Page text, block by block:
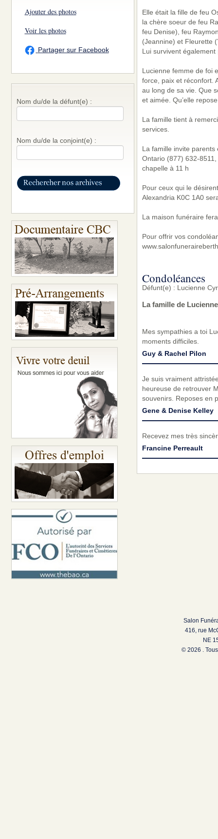
Ajouter des photos
Voir les photos
Partager sur Facebook
Nom du/de la défunt(e) :
Nom du/de la conjoint(e) :
Elle était la fille de feu
la chère soeur de feu
feu Denise), feu
(Jeannine) et Fleurette
Lui survivent
Lucienne femme de foi
force, paix et réconfort.
au long de sa vie. Que
et aimée. Qu’elle
La famille tient à
services.
La famille invite
Ontario (877) 632-
chapelle à 11 h
Pour ceux qui le
Alexandria K0C 1A0
La maison funéraire
Pour offrir vos
Condoléances
Défunt(e) : Lucienne
La famille de
Mes sympathies a toi
moments difficiles.
Guy & Rachel Pilon
Je suis vraiment
heureuse de retrouver
souvenirs. Reposes en
Gene & Denise Kelley
Recevez mes très
Francine Perreault
Salon
416, rue
NE
© 2026 .